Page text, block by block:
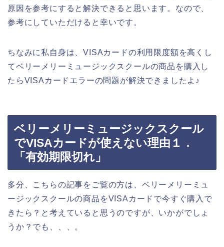
原因を参考にすると解決できると思います。なので、
参考にしていただけると幸いです。
ちなみに私自身は、VISAカードの利用限度額を高くし
てベリーメリーミュージックスクールの商品を購入し
たらVISAカードエラーの問題が解決できましたよ♪
ベリーメリーミュージックスクール
でVISAカードが使えない理由１．
「有効期限切れ」
多分、こちらの記事をご覧の方は、ベリーメリーミュ
ージックスクールの商品をVISAカードで今すぐ購入で
きたら？と考えていると思うのですが、いかがでしょ
うか？でも、、、。